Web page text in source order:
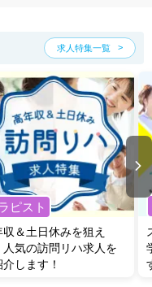
もございます。 無料
全求人からご希望条件に合
ような条件が人気です。
正社員(正職員)・ 病院・
リ(在宅医療)・小児リハビ
「こだわり条件」から検索
。
くことも可能です。
と、ご希望条件をヒアリン
求人特集一覧
ピスト
収＆土日休みを狙え
人気の訪問リハ求人を
介します！